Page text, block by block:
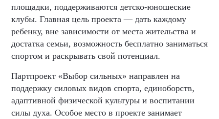
площадки, поддерживаются детско-юношеские
клубы. Главная цель проекта — дать каждому
ребенку, вне зависимости от места жительства и
достатка семьи, возможность бесплатно заниматься
спортом и раскрывать свой потенциал.
Партпроект «Выбор сильных» направлен на
поддержку силовых видов спорта, единоборств,
адаптивной физической культуры и воспитании
силы духа. Особое место в проекте занимает